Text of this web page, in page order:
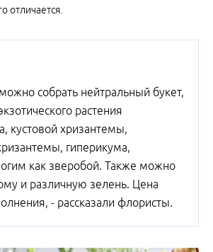
отличается.
собрать нейтральный букет,
растения
кустовой хризантемы,
гиперикума,
как зверобой. Также можно
и различную зелень. Цена
- рассказали флористы.